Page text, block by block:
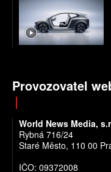
Provozovatel
World News Media,
Rybná 716/24
Staré Město, 110 00
IČO: 09372008